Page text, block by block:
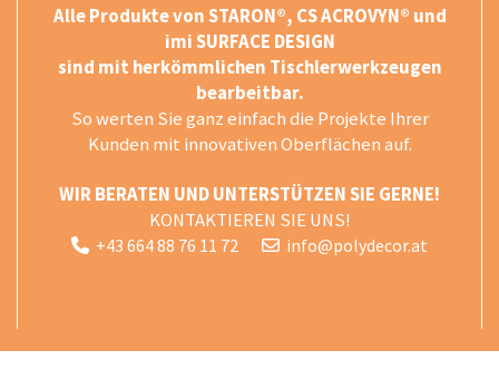
Alle Produkte vonSTARON®, CS ACROVYN® und
imi SURFACE DESIGN
sind mit herkömmlichen Tischlerwerkzeugen
bearbeitbar.
So werten Sie ganz einfach die Projekte Ihrer
Kunden mit innovativen Oberflächen auf.
WIR BERATEN UND UNTERSTÜTZEN SIE GERNE!
KONTAKTIEREN SIE UNS!
+43 664 88 76 11 72 info@polydecor.at